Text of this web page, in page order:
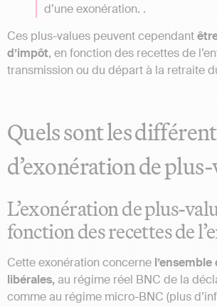
d’une exonération. .
Ces plus-values peuvent cependant
d’impôt, en fonction des recettes de
transmission ou du départ à la retraite
Quels sont les
d’exonération de
L’exonération de plus-
fonction des recettes de
Cette exonération concerne
libérales,au régime réel BNC de la
comme au régime micro-BNC (plus